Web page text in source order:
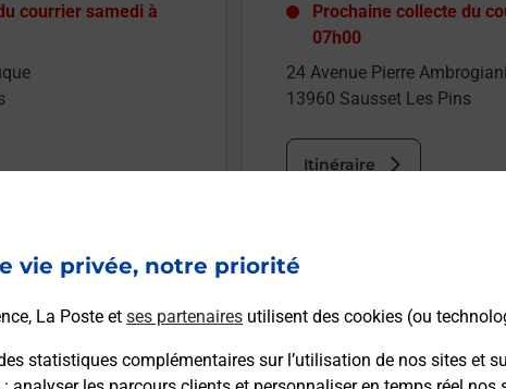
vie privée, notre priorité
La Poste et ses partenaires utilisent des cookies (ou
statistiques complémentaires sur l’utilisation de nos sites et
courrier samedi à
Prochaine collecte du
07h00
24 Avenue Pierre Ambrogiani
13960 Sausset Les Pins
Itinéraire
La Poste
courriersamedià
Gaulle
onglet